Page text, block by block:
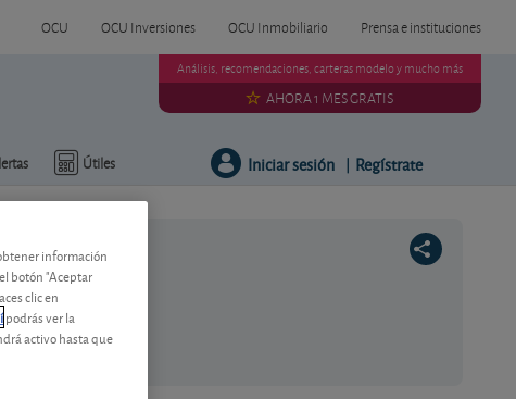
OCU OCU Inversiones OCU Inmobiliario Prensa e instituciones
Útiles
Análisis, recomendaciones, carteras modelo y mucho más
AHORA 1 MES GRATIS
Iniciar sesión | Regístrate
información
botón "Aceptar
clic en
podrás ver la
activo hasta que